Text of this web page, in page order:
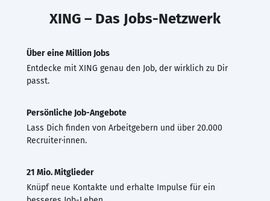
XING – Das Jobs-Netzwerk
Über eine Million Jobs
Entdecke mit XING genau den Job, der wirklich zu Dir
passt.
Persönliche Job-Angebote
Lass Dich finden von Arbeitgebern und über 20.000
Recruiter·innen.
21 Mio. Mitglieder
Knüpf neue Kontakte und erhalte Impulse für ein